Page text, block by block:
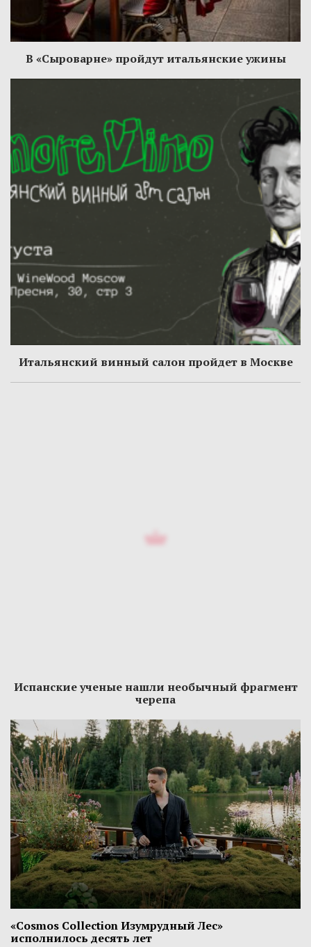
В «Сыроварне» пройдут итальянские ужины
Итальянский винный салон пройдет в Москве
Испанские ученые нашли необычный фрагмент
черепа
«Cosmos Collection Изумрудный Лес»
исполнилось десять лет